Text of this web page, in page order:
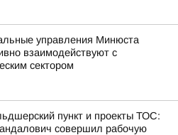
управления Минюста
взаимодействуют с
сектором
пункт и проекты ТОС:
совершил рабочую